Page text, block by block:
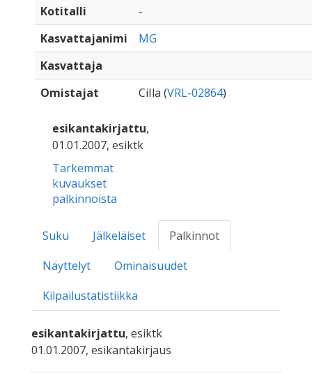
Kotitalli
-
Kasvattajanimi
MG
Kasvattaja
Omistajat
CiIla (VRL-02864)
esikantakirjattu,
01.01.2007, esiktk
Tarkemmat
kuvaukset
palkinnoista
Suku Jälkeläiset
Palkinnot
Näyttelyt
Ominaisuudet
Kilpailustatistiikka
esikantakirjattu, esiktk
01.01.2007, esikantakirjaus